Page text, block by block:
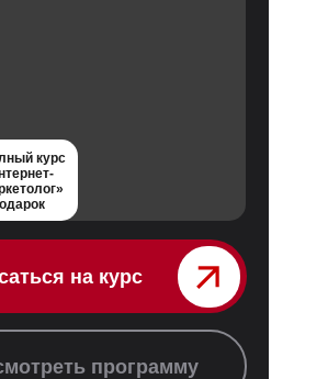
на курс⠀⠀⠀⠀⠀
курс
программу